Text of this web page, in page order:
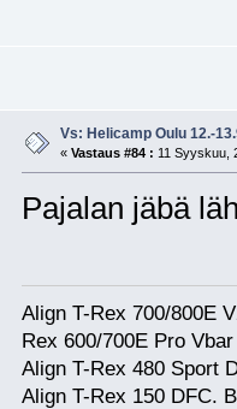
Vs: Helicamp Oulu 12.-
« Vastaus #84 : 11 Syyskuu,
Pajalan jäbä
Align T-Rex 700/800E
Rex 600/700E Pro
Align T-Rex 480 Sport
Align T-Rex 150 DFC.